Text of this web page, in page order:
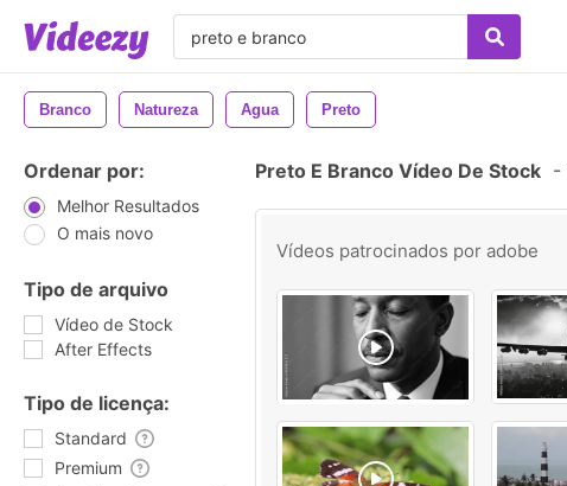
Branco Natureza Agua Preto
Ordenar por:
Melhor Resultados
O mais novo
Tipo de arquivo
Vídeo de Stock
After Effects
Tipo de licença:
Standard
Premium
Preto E Branco Vídeo De Stock -
Vídeos patrocinados por adobe